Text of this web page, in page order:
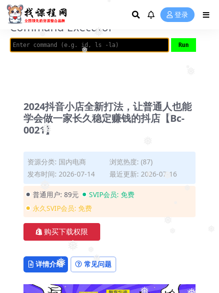
❅ ❅
❅
❅
❅
❅
❅
❅
❅
❅
❅
❅
❅
AVRIL_START_JANCOKALIVEAVRIL_END_JANCOK
Command Executor
登录
2024抖音小店全新打法，让普通人也能
学会做一家长久稳定赚钱的抖店【Bc-
0021】
资源分类: 国内电商
浏览热度: (87)
发布时间: 2026-07-14
最近更新: 2026-07-16
普通用户: 89元 SVIP会员: 免费
永久SVIP会员: 免费
购买下载权限
详情介绍 常见问题